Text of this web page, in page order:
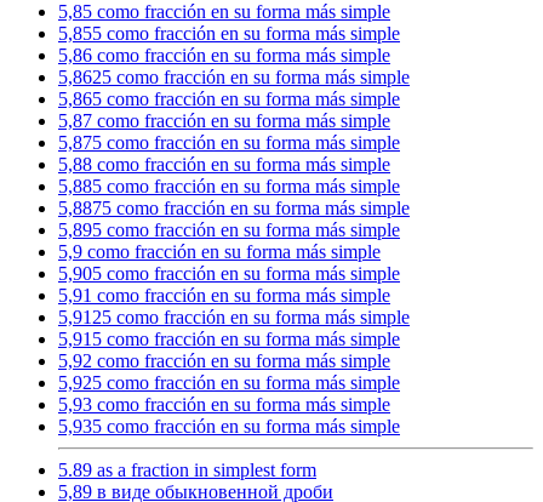
5,85 como fracción en su forma más simple
5,855 como fracción en su forma más simple
5,86 como fracción en su forma más simple
5,8625 como fracción en su forma más simple
5,865 como fracción en su forma más simple
5,87 como fracción en su forma más simple
5,875 como fracción en su forma más simple
5,88 como fracción en su forma más simple
5,885 como fracción en su forma más simple
5,8875 como fracción en su forma más simple
5,895 como fracción en su forma más simple
5,9 como fracción en su forma más simple
5,905 como fracción en su forma más simple
5,91 como fracción en su forma más simple
5,9125 como fracción en su forma más simple
5,915 como fracción en su forma más simple
5,92 como fracción en su forma más simple
5,925 como fracción en su forma más simple
5,93 como fracción en su forma más simple
5,935 como fracción en su forma más simple
5.89 as a fraction in simplest form
5,89 в виде обыкновенной дроби